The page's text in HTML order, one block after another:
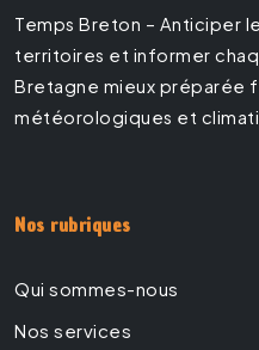
Temps Breton – Anticiper
territoires et informer
Bretagne mieux préparée
météorologiques et
Nos rubriques
Qui sommes-nous
Nos services